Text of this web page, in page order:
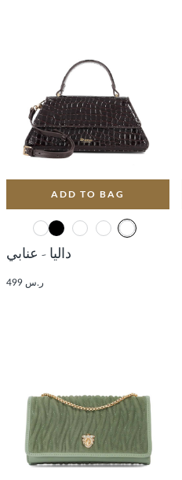
ADD TO BAG
داليا - عنابي
ر.س 499